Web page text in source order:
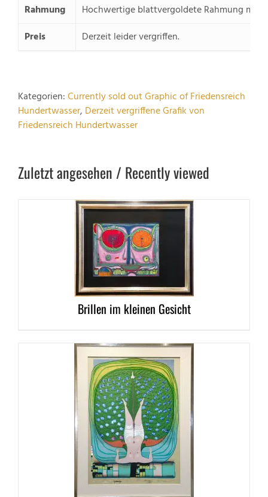
Rahmung
Hochwertige blattvergoldete Rahmung mit
Preis
Derzeit leider vergriffen.
Kategorien:Currently sold out Graphic of Friedensreich
Hundertwasser, Derzeit vergriffene Grafik von
Friedensreich Hundertwasser
Zuletzt angesehen / Recently viewed
Brillen im kleinen Gesicht